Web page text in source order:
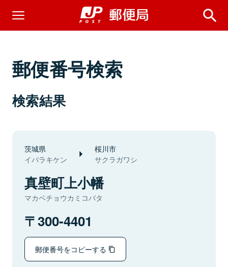
郵便番号検索
検索結果
茨城県
イバラキケン
桜川市
サクラガワシ
真壁町上小幡
マカベチョウカミコバタ
300-4401
郵便番号をコピーする